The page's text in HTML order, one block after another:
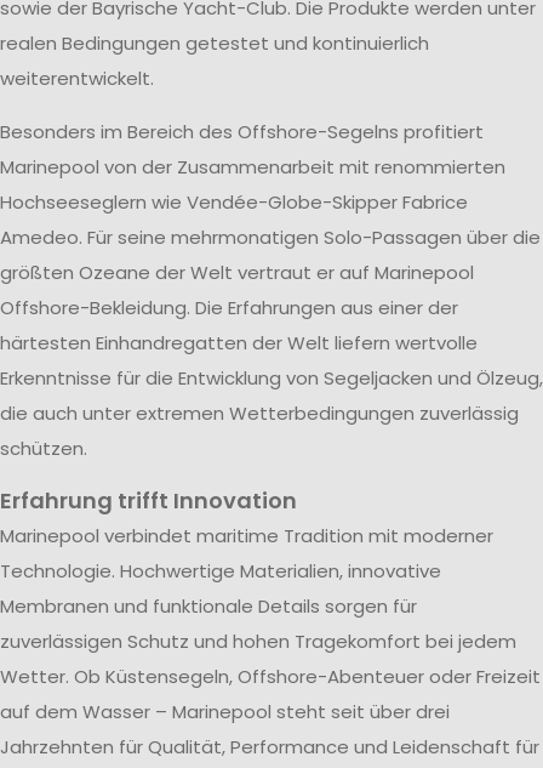
sowie der Bayrische Yacht-Club. Die Produkte werden unter
realen Bedingungen getestet und kontinuierlich
weiterentwickelt.
Besonders im Bereich des Offshore-Segelns profitiert
Marinepool von der Zusammenarbeit mit renommierten
Hochseeseglern wie Vendée-Globe-Skipper Fabrice
Amedeo. Für seine mehrmonatigen Solo-Passagen über die
größten Ozeane der Welt vertraut er auf Marinepool
Offshore-Bekleidung. Die Erfahrungen aus einer der
härtesten Einhandregatten der Welt liefern wertvolle
Erkenntnisse für die Entwicklung von Segeljacken und Ölzeug,
die auch unter extremen Wetterbedingungen zuverlässig
schützen.
Erfahrung trifft Innovation
Marinepool verbindet maritime Tradition mit moderner
Technologie. Hochwertige Materialien, innovative
Membranen und funktionale Details sorgen für
zuverlässigen Schutz und hohen Tragekomfort bei jedem
Wetter. Ob Küstensegeln, Offshore-Abenteuer oder Freizeit
auf dem Wasser – Marinepool steht seit über drei
Jahrzehnten für Qualität, Performance und Leidenschaft für